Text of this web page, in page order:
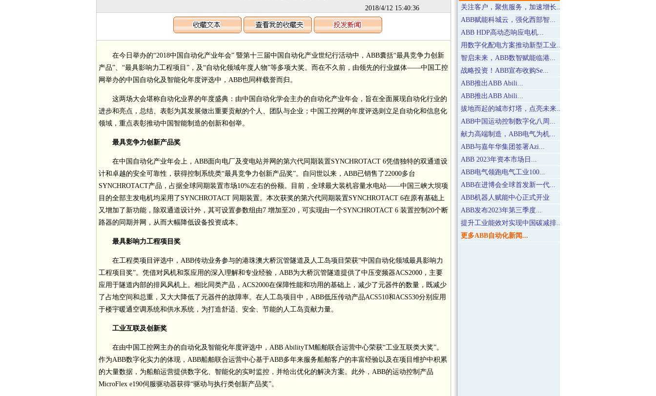
2018/4/12 15:40:36
在今日举办的“2018中国自动化产业年会” 暨第十三届中国自动化产业世纪行活动中，ABB囊括“最具竞争力创新
产品”、“最具影响力工程项目”，及“自动化领域年度人物”等多项大奖。而在不久前，由领先的行业媒体——中国工控
网举办的中国自动化及智能化年度评选中，ABB也同样载誉而归。
这两场大会堪称自动化业界的年度盛典：由中国自动化学会主办的自动化产业年会，旨在全面展现自动化行业的
进步和亮点，总结、表彰为其发展做出重要贡献的个人、团队与企业；中国工控网的年度评选则立足自动化和信息化
领域，重点表彰推动中国智能制造的创新和创举。
最具竞争力创新产品奖
在中国自动化产业年会上，ABB面向电厂及变电站并网的第六代同期装置SYNCHROTACT 6凭借独特的双通道设
计和卓越的安全可靠性，获得控制系统类“最具竞争力创新产品奖”。自问世以来，ABB已销售了22000多台
SYNCHROTACT产品，占据全球同期装置市场10%左右的份额。目前，全球最大装机容量水电站——中国三峡大坝项
目的全部主发电机均采用了SYNCHROTACT 同期装置。本次获奖的第六代同期装置SYNCHROTACT 6在原有基础上
又增加了新功能，除双通道设计外，其可设置参数组由7 增加至20，可实现由一个SYNCHROTACT 6 装置控制20个断
路器的同期并网，从而大幅降低设备投资成本。
最具影响力工程项目奖
在工程类项目评选中，ABB传动业务参与的港珠澳大桥沉管隧道及人工岛项目荣获“中国自动化领域最具影响力
工程项目奖”。凭借对风机和泵应用的深入理解和专业经验，ABB为大桥沉管隧道提供了中压变频器ACS2000，主要
应用于隧道内部的排风风机上。相比同类产品，ACS2000在保障性能和功用的基础上，减少了元器件的数量，既减少
了占地空间和总重，又大大降低了元器件的故障率。在人工岛项目中，ABB低压传动产品ACS510和ACS530分别应用
于楼宇暖通空调系统和供水系统，为打造舒适、安全、节能的人工岛贡献力量。
工业互联及创新奖
在由中国工控网主办的自动化及智能化年度评选中，ABB AbilityTM船舶联合运营中心荣获“工业互联类大奖”。
作为ABB数字化实力的体现，ABB船舶联合运营中心基于ABB多年来服务船舶客户的丰富经验以及在项目维护中积累
的大量数据，为船舶运营提供数字化、智能化的实时监控，并给出优化的解决方案。此外，ABB的运动控制产品
MicroFlex e190伺服驱动器获得“驱动与执行类创新产品奖”。
关注客户，聚焦服务，加速增长...
ABB赋能科城云，强化西部智...
ABB HDP高动态响应电机...
用数字化配电方案推动新型工业...
智启未来，ABB数智赋能临港...
战略投资！ABB宣布收购Se...
ABB推出ABB Abili...
ABB推出ABB Abili...
拔地而起的城市灯塔，点亮未来...
ABB中国运动控制数字化八周...
献力高端制造，ABB电气为机...
ABB与嘉年华集团签署Azi...
ABB 2023年资本市场日...
ABB电气领跑电气工业100...
ABB在进博会全球首发新一代...
ABB机器人赋能中心正式开业
ABB发布2023年第三季度...
提升工业能效对实现中国碳减排...
更多ABB自动化新闻...